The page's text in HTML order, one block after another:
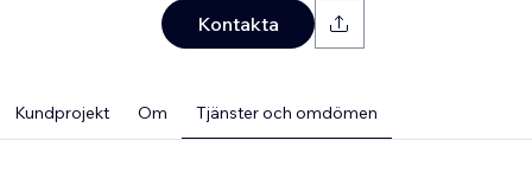
Kontakta
Kundprojekt Om Tjänster och omdömen